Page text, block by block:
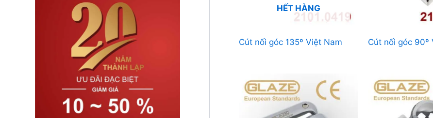
HẾT HÀNG
Cút nối góc 135º Việt Nam Cút nối góc 90º